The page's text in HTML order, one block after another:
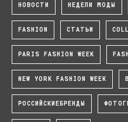
НОВОСТИ НЕДЕЛИ МОДЫ
FASHION СТАТЬИ
PARIS FASHION WEEK
NEW YORK FASHION WEEK
РОССИЙСКИЕБРЕНДЫ